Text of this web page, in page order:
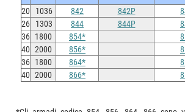
20 1036 842 842P
26
1303 844 844P
36 1800 854*
40 2000 856*
36 1800 864*
40 2000 866*